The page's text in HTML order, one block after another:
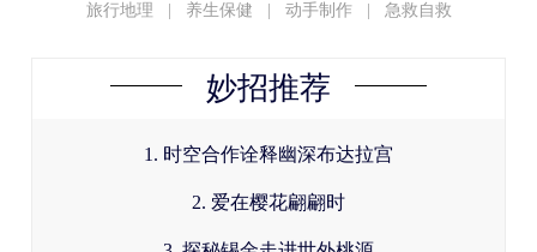
旅行地理
养生保健 动手制作 急救自救
妙招推荐
1. 时空合作诠释幽深布达拉宫
2. 爱在樱花翩翩时